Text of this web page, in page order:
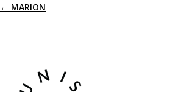
Navigation
articles
← MARION